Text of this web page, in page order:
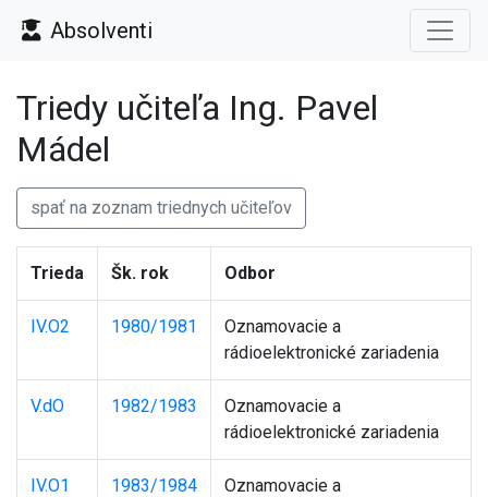
Absolventi
Triedy učiteľa Ing. Pavel
Mádel
spať na zoznam triednych učiteľov
Trieda Šk. rok Odbor
IV.O2 1980/1981
Oznamovacie a
rádioelektronické zariadenia
V.dO 1982/1983
Oznamovacie a
rádioelektronické zariadenia
IV.O1 1983/1984
Oznamovacie a